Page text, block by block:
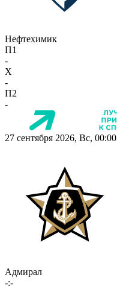
Нефтехимик
П1
-
X
-
П2
-
27 сентября 2026, Вс, 00:00
Адмирал
-:-